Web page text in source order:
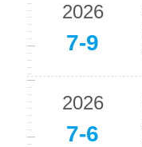
2026
7-9
2026
7-6